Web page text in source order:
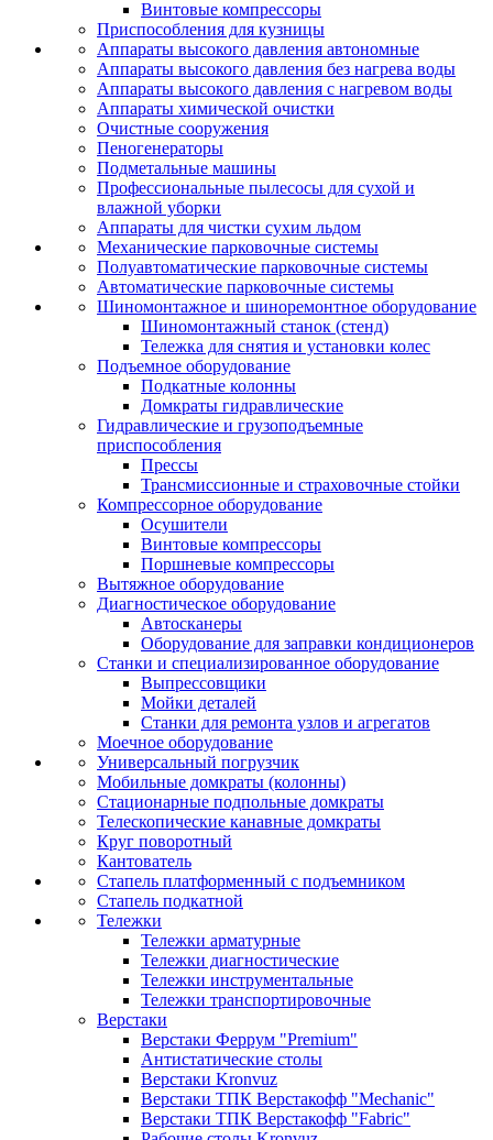
Винтовые компрессоры
Приспособления для кузницы
Аппараты высокого давления автономные
Аппараты высокого давления без нагрева воды
Аппараты высокого давления с нагревом воды
Аппараты химической очистки
Очистные сооружения
Пеногенераторы
Подметальные машины
Профессиональные пылесосы для сухой и
влажной уборки
Аппараты для чистки сухим льдом
Механические парковочные системы
Полуавтоматические парковочные системы
Автоматические парковочные системы
Шиномонтажное и шиноремонтное оборудование
Шиномонтажный станок (стенд)
Тележка для снятия и установки колес
Подъемное оборудование
Подкатные колонны
Домкраты гидравлические
Гидравлические и грузоподъемные
приспособления
Прессы
Трансмиссионные и страховочные стойки
Компрессорное оборудование
Осушители
Винтовые компрессоры
Поршневые компрессоры
Вытяжное оборудование
Диагностическое оборудование
Автосканеры
Оборудование для заправки кондиционеров
Станки и специализированное оборудование
Выпрессовщики
Мойки деталей
Станки для ремонта узлов и агрегатов
Моечное оборудование
Универсальный погрузчик
Мобильные домкраты (колонны)
Стационарные подпольные домкраты
Телескопические канавные домкраты
Круг поворотный
Кантователь
Стапель платформенный с подъемником
Стапель подкатной
Тележки
Тележки арматурные
Тележки диагностические
Тележки инструментальные
Тележки транспортировочные
Верстаки
Верстаки Феррум "Premium"
Антистатические столы
Верстаки Kronvuz
Верстаки ТПК Верстакофф "Mechanic"
Верстаки ТПК Верстакофф "Fabric"